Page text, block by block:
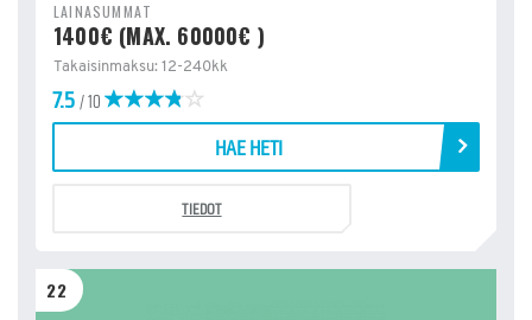
LAINASUMMAT
1400€ (MAX. 60000€ )
Takaisinmaksu: 12-240kk
7.5/ 10
HAE HETI
TIEDOT
22